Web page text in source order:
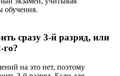
обучения.
сразу 3-й разряд, или
го?
на это нет, поэтому